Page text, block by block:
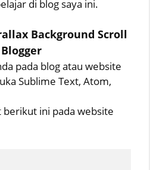
di blog saya ini.
Background Scroll
pada blog atau website
Sublime Text, Atom,
ini pada website